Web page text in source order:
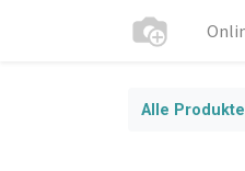
Alle Produkte